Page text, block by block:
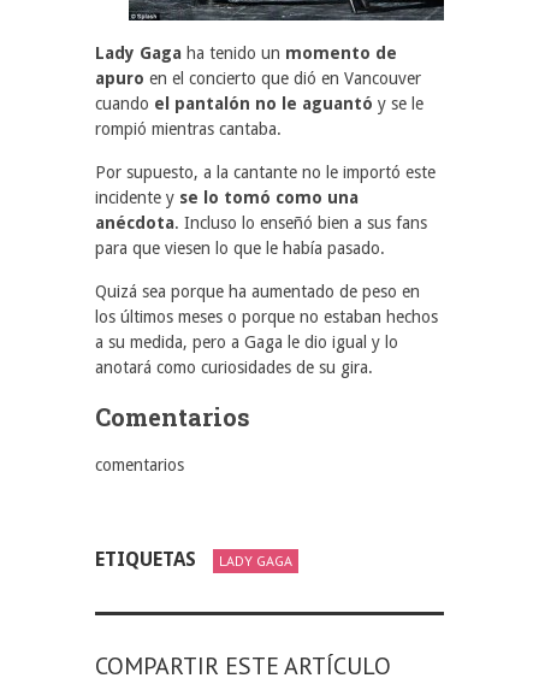
Lady Gaga ha tenido un momento de
apuro en el concierto que dió en Vancouver
cuando el pantalón no le aguantó y se le
rompió mientras cantaba.
Por supuesto, a la cantante no le importó este
incidente y se lo tomó como una
anécdota. Incluso lo enseñó bien a sus fans
para que viesen lo que le había pasado.
Quizá sea porque ha aumentado de peso en
los últimos meses o porque no estaban hechos
a su medida, pero a Gaga le dio igual y lo
anotará como curiosidades de su gira.
Comentarios
comentarios
ETIQUETAS LADY GAGA
COMPARTIR ESTE ARTÍCULO